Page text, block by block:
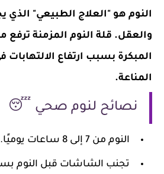
النوم هو "العلاج الطبيعي" الذي
والعقل. قلة النوم المزمنة
المبكرة بسبب ارتفاع
المناعة.
نصائح لنوم صحي 😴
النوم من 7 إلى 8 ساعات يوميًا.
تجنب الشاشات قبل النوم